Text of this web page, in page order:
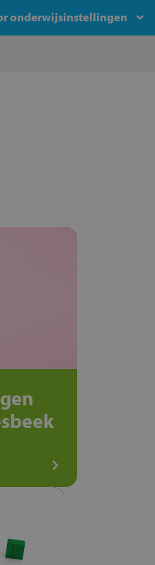
onderwijsinstellingen